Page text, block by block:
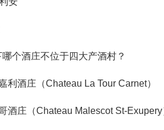
哪个酒庄不位于四大产酒村？
利酒庄（Chateau La Tour Carnet）
酒庄（Chateau Malescot St-Exupery